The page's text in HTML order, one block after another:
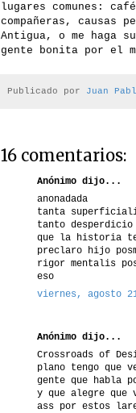
lugares comunes:
compañeras, causas
Antigua, o me haga
gente bonita por el
Publicado por Juan
16 comentarios:
Anónimo dijo...
anonadada
tanta
tanto desperdicio
que la historia te
preclaro hijo
rigor mentalis
eso
viernes, agosto
Anónimo dijo...
Crossroads of
plano tengo que
gente que habla
y que alegre que
ass por estos